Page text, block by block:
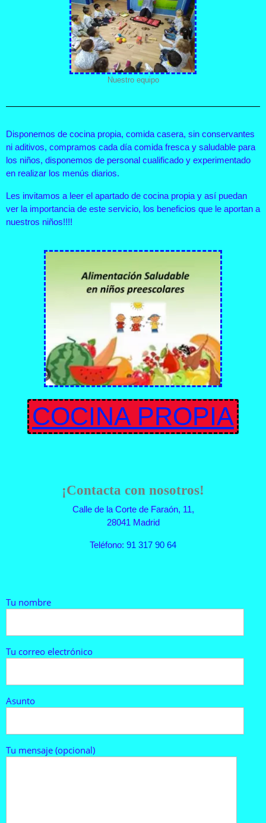
Nuestro equipo
Disponemos de cocina propia, comida casera, sin conservantes
ni aditivos, compramos cada día comida fresca y saludable para
los niños, disponemos de personal cualificado y experimentado
en realizar los menús diarios.
Les invitamos a leer el apartado de cocina propia y así puedan
ver la importancia de este servicio, los beneficios que le aportan a
nuestros niños!!!!
COCINA PROPIA
¡Contacta con nosotros!
Calle de la Corte de Faraón, 11,
28041 Madrid
Teléfono: 91 317 90 64
favor,
vacío.
Tu nombre
Tu correo electrónico
Asunto
Tu mensaje (opcional)